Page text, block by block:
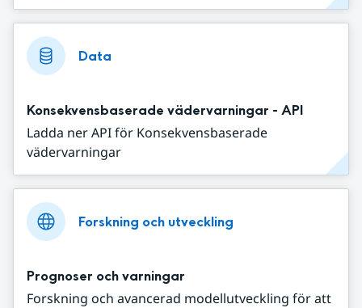
Data
Konsekvensbaserade vädervarningar - API
Ladda ner API för Konsekvensbaserade
vädervarningar
Forskning och utveckling
Prognoser och varningar
Forskning och avancerad modellutveckling för att